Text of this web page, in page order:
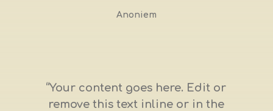
Anoniem
“Your content goes here. Edit or
remove this text inline or in the